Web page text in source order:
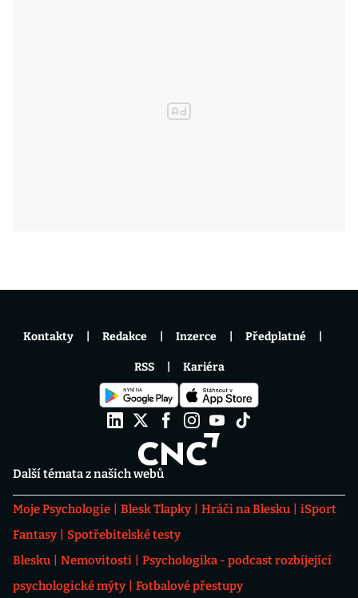
Další témata z našich webů
Moje Psychologie Blesk Tlapky Hráči na Blesku
iSport
Fantasy
Spotřebitelské testy
Blesku
Nemovitosti
Psychologika - podcast rozbíjející
psychologické mýty
Fotbalové přestupy
Kontakty Redakce Inzerce Předplatné
RSS Kariéra